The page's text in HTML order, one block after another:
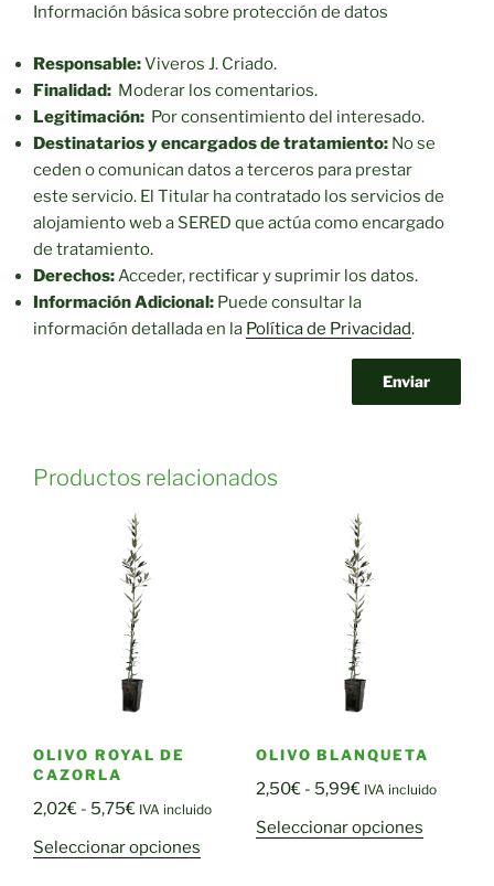
Información básica sobre protección de datos
Responsable:Viveros J. Criado.
Finalidad: Moderar los comentarios.
Legitimación: Por consentimiento del interesado.
Destinatarios y encargados de tratamiento: No se
ceden o comunican datos a terceros para prestar
este servicio. El Titular ha contratado los servicios de
alojamiento web a SERED que actúa como encargado
de tratamiento.
Derechos:Acceder, rectificar y suprimir los datos.
Información Adicional: Puede consultar la
información detallada en la Política de Privacidad.
Productos relacionados
OLIVO ROYAL DE
CAZORLA
2,02€ - 5,75€Rango
precios:
IVA incluido
Seleccionar opciones
OLIVO BLANQUETA
2,50€ - 5,99€Rango
precios:
IVA incluido
Seleccionar opcionesEste